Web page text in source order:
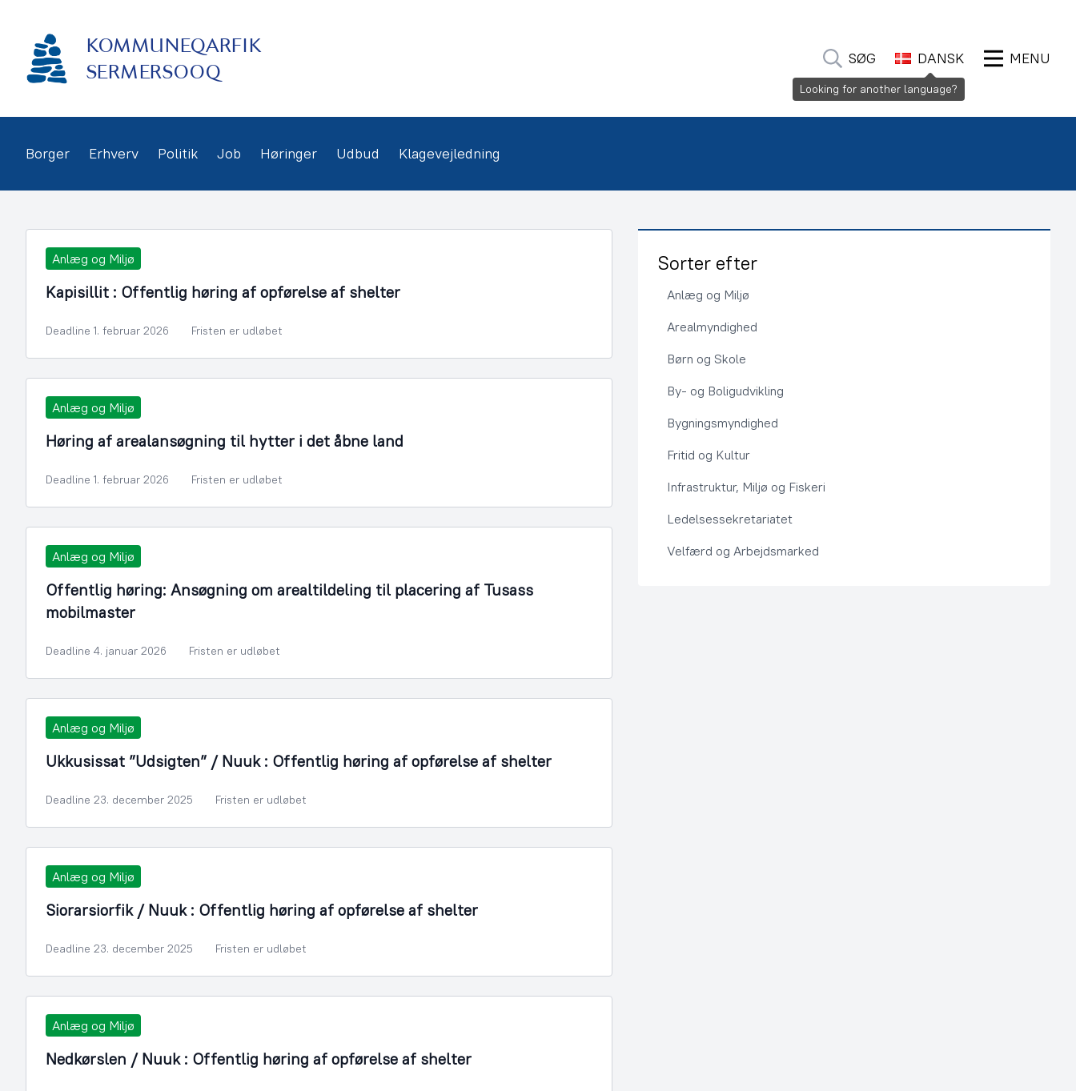
indhold
KOMMUNEQARFIK
SERMERSOOQ
SØG DANSK MENU
Borger Erhverv Politik Job Høringer Udbud Klagevejledning
Anlæg og Miljø
Kapisillit : Offentlig høring af opførelse af shelter
Deadline 1. februar 2026 Fristen er udløbet
Anlæg og Miljø
Høring af arealansøgning til hytter i det åbne land
Deadline 1. februar 2026 Fristen er udløbet
Anlæg og Miljø
Offentlig høring: Ansøgning om arealtildeling til placering af Tusass
mobilmaster
Deadline 4. januar 2026 Fristen er udløbet
Anlæg og Miljø
Ukkusissat ”Udsigten” / Nuuk : Offentlig høring af opførelse af shelter
Deadline 23. december 2025 Fristen er udløbet
Anlæg og Miljø
Siorarsiorfik / Nuuk : Offentlig høring af opførelse af shelter
Deadline 23. december 2025 Fristen er udløbet
Anlæg og Miljø
Nedkørslen / Nuuk : Offentlig høring af opførelse af shelter
Sorter efter
Anlæg og Miljø
Arealmyndighed
Børn og Skole
By- og Boligudvikling
Bygningsmyndighed
Fritid og Kultur
Infrastruktur, Miljø og Fiskeri
Ledelsessekretariatet
Velfærd og Arbejdsmarked
Looking for another language?